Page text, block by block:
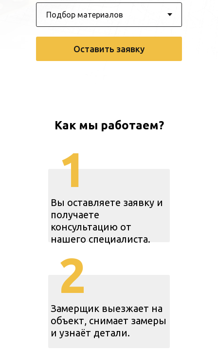
Оставить заявку
1
Вы оставляете заявку и
получаете
консультацию от
нашего специалиста.
2
Замерщик выезжает на
объект, снимает замеры
и узнаёт детали.
Как мы работаем?